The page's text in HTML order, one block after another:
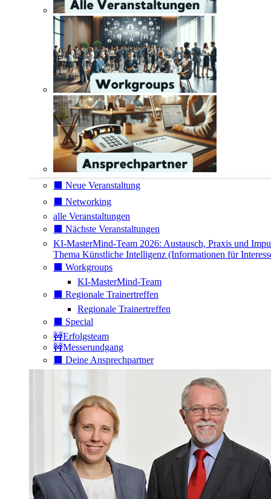
⬛️ Neue Veranstaltung
⬛️ Networking
alle Veranstaltungen
⬛️ Nächste Veranstaltungen
KI-MasterMind-Team 2026: Austausch, Praxis und
Thema Künstliche Intelligenz (Informationen für
⬛️ Workgroups
KI-MasterMind-Team
⬛️ Regionale Trainertreffen
Regionale Trainertreffen
⬛️ Special
🚧Erfolgsteam
🚧Messerundgang
⬛️ Deine Ansprechpartner